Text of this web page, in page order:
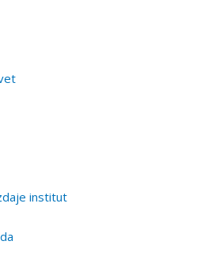
institut